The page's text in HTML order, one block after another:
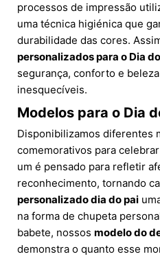
processos de impressão
uma técnica higiénica que
durabilidade das cores.
personalizados para o Dia
segurança, conforto e
inesquecíveis.
Modelos para o Dia
Disponibilizamos diferentes
comemorativos para
um é pensado para refletir
reconhecimento, tornando
personalizado dia do pai
na forma de chupeta
babete, nossos modelo do
demonstra o quanto esse